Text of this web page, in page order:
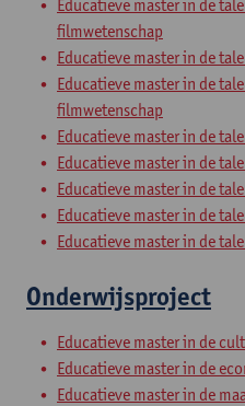
Educatieve master in de
filmwetenschap
Educatieve master in de
Educatieve master in de
filmwetenschap
Educatieve master in de
Educatieve master in de
Educatieve master in de
Educatieve master in de
Educatieve master in de
Onderwijsproject
Educatieve master in de
Educatieve master in de
Educatieve master in de